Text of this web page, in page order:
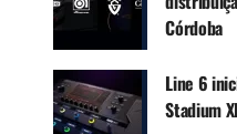
WhatsApp e no Google
Córdoba
Line 6
Stadium